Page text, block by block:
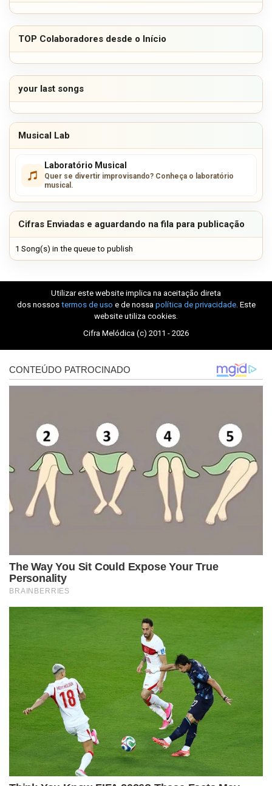
TOP Colaboradores desde o Início
your last songs
Musical Lab
Laboratório Musical
Quer se divertir improvisando? Conheça o laboratório
musical.
Cifras Enviadas e aguardando na fila para publicação
1 Song(s) in the queue to publish
Utilizar este website implica na aceitação direta
dos nossos termos de uso e de nossa política de privacidade. Este
website utiliza cookies.
Cifra Melódica (c) 2011 - 2026